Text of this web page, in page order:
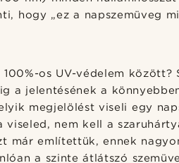
hogy „ez a napszemüveg
os UV-védelem között?
a jelentésének a
megjelölést viseli egy
viseled, nem kell a
már említettük, ennek
a szinte átlátszó